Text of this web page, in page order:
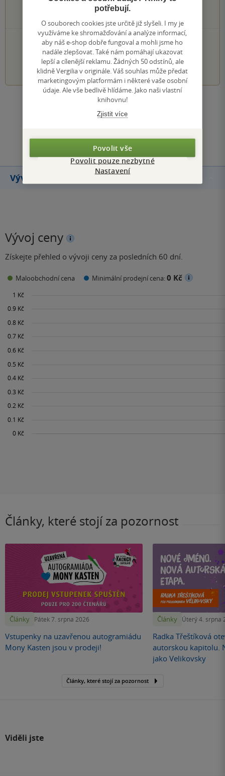
0×
2 hvězdičky
PŘIDEJTE SVÉ HODNOCENÍ KNIHY
1 2 3 4 5
Zobrazit všechna hodnocení
Vývoj ceny
Vývoj ceny
Získejte přehled o vývoji ceny za posledních 60 dní.
Maloobchodní cena Minimální prodejní cena:0 Kč
Články, které stojí za pozornost
Články Pátek 7. srpna 2026
Vstupenky na uzavřenou autogramiádu
Mony Kasten jsou v prodeji!
Články Úterý 4. srpna
Radka Třeštíková
autorskou kapitolu.
jako Velikovsky
Články, které stojí za pozornost
Viděli jste
potřebují.
O souborech cookies jste určitě již slyšeli. I my je
využíváme ke shromažďování a analýze informací,
aby náš e-shop dobře fungoval a mohli jsme ho
nadále zlepšovat. Také nám pomáhají ukazovat
lepší a cílenější reklamu. Žádných 50 odstínů, ale
klidně Vergilia v originále. Váš souhlas může předat
marketingovým platformám i některé vaše osobní
údaje. Ale vše bedlivě hlídáme. Jako naši vlastní
knihovnu!
Zjistit více
Povolit vše
Povolit pouze nezbytné
Nastavení